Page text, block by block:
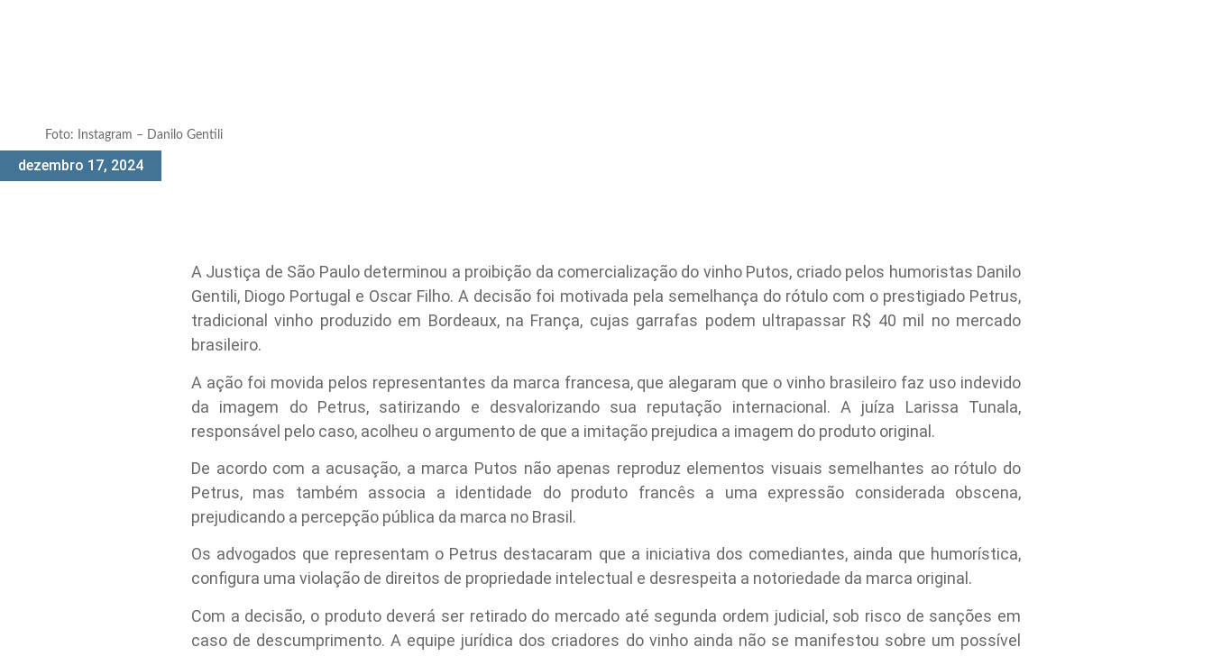
Foto: Instagram – Danilo Gentili
dezembro 17, 2024
A Justiça de São Paulo determinou a proibição da comercialização do vinho Putos, criado pelos humoristas Danilo
Gentili, Diogo Portugal e Oscar Filho. A decisão foi motivada pela semelhança do rótulo com o prestigiado Petrus,
tradicional vinho produzido em Bordeaux, na França, cujas garrafas podem ultrapassar R$ 40 mil no mercado
brasileiro.
A ação foi movida pelos representantes da marca francesa, que alegaram que o vinho brasileiro faz uso indevido
da imagem do Petrus, satirizando e desvalorizando sua reputação internacional. A juíza Larissa Tunala,
responsável pelo caso, acolheu o argumento de que a imitação prejudica a imagem do produto original.
De acordo com a acusação, a marca Putos não apenas reproduz elementos visuais semelhantes ao rótulo do
Petrus, mas também associa a identidade do produto francês a uma expressão considerada obscena,
prejudicando a percepção pública da marca no Brasil.
Os advogados que representam o Petrus destacaram que a iniciativa dos comediantes, ainda que humorística,
configura uma violação de direitos de propriedade intelectual e desrespeita a notoriedade da marca original.
Com a decisão, o produto deverá ser retirado do mercado até segunda ordem judicial, sob risco de sanções em
caso de descumprimento. A equipe jurídica dos criadores do vinho ainda não se manifestou sobre um possível